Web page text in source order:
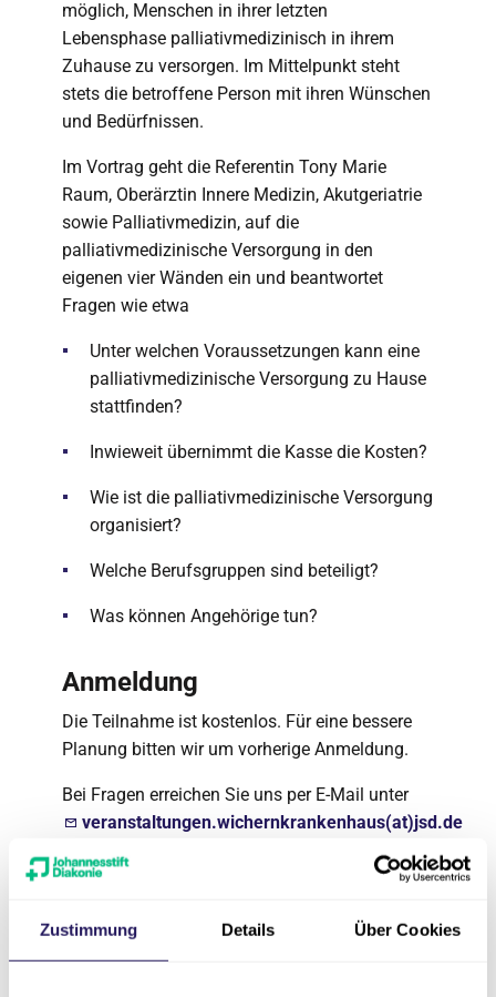
Zustimmung Details Über Cookies
möglich, Menschen in ihrer letzten
Lebensphase palliativmedizinisch in ihrem
Zuhause zu versorgen. Im Mittelpunkt steht
stets die betroffene Person mit ihren Wünschen
und Bedürfnissen.
Im Vortrag geht die Referentin Tony Marie
Raum, Oberärztin Innere Medizin, Akutgeriatrie
sowie Palliativmedizin, auf die
palliativmedizinische Versorgung in den
eigenen vier Wänden ein und beantwortet
Fragen wie etwa
Unter welchen Voraussetzungen kann eine
palliativmedizinische Versorgung zu Hause
stattfinden?
Inwieweit übernimmt die Kasse die Kosten?
Wie ist die palliativmedizinische Versorgung
organisiert?
Welche Berufsgruppen sind beteiligt?
Was können Angehörige tun?
Anmeldung
Die Teilnahme ist kostenlos. Für eine bessere
Planung bitten wir um vorherige Anmeldung.
Bei Fragen erreichen Sie uns per E-Mail unter
veranstaltungen.wichernkrankenhaus(at)jsd.de
030 688309-011 .